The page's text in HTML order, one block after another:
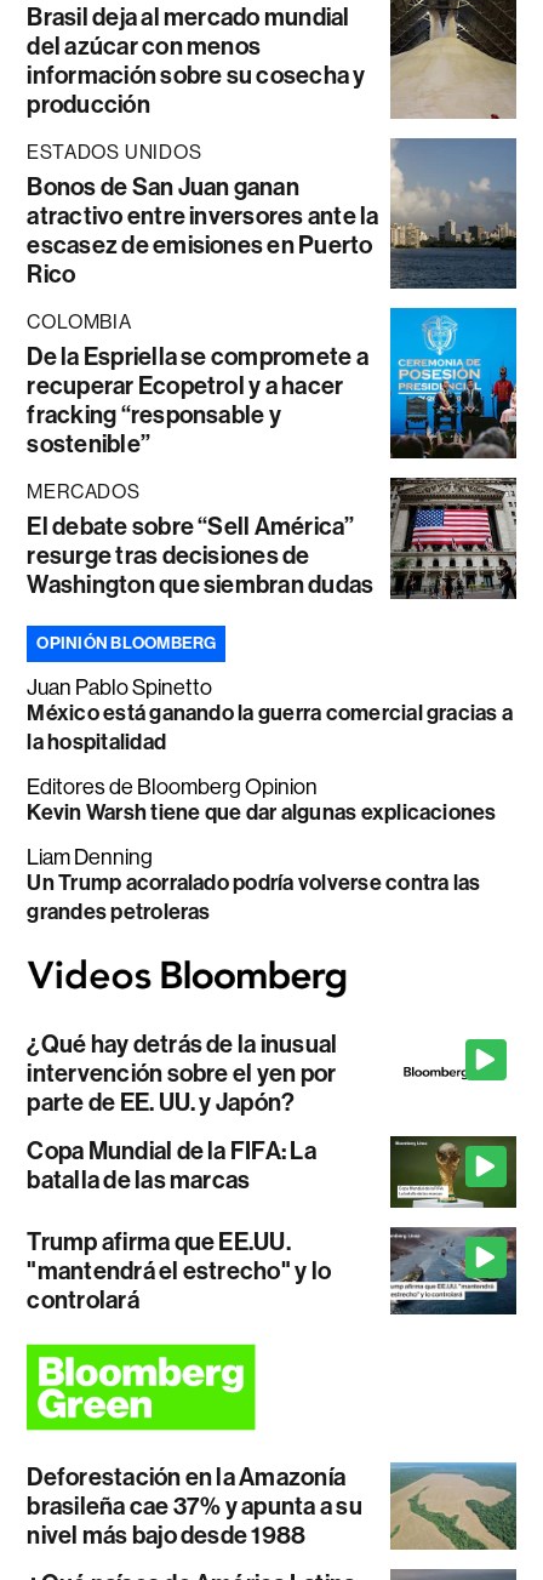
Brasil deja al mercado mundial
del azúcar con menos
información sobre su cosecha y
producción
ESTADOS UNIDOS
Bonos de San Juan ganan
atractivo entre inversores ante la
escasez de emisiones en Puerto
Rico
COLOMBIA
De la Espriella se compromete a
recuperar Ecopetrol y a hacer
fracking “responsable y
sostenible”
MERCADOS
El debate sobre “Sell América”
resurge tras decisiones de
Washington que siembran dudas
OPINIÓN BLOOMBERG
Juan Pablo Spinetto
México está ganando la guerra comercial gracias a
la hospitalidad
Editores de Bloomberg Opinion
Kevin Warsh tiene que dar algunas explicaciones
Liam Denning
Un Trump acorralado podría volverse contra las
grandes petroleras
¿Qué hay detrás de la inusual
intervención sobre el yen por
parte de EE. UU. y Japón?
Copa Mundial de la FIFA: La
batalla de las marcas
Trump afirma que EE.UU.
"mantendrá el estrecho" y lo
controlará
Deforestación en la Amazonía
brasileña cae 37% y apunta a su
nivel más bajo desde 1988